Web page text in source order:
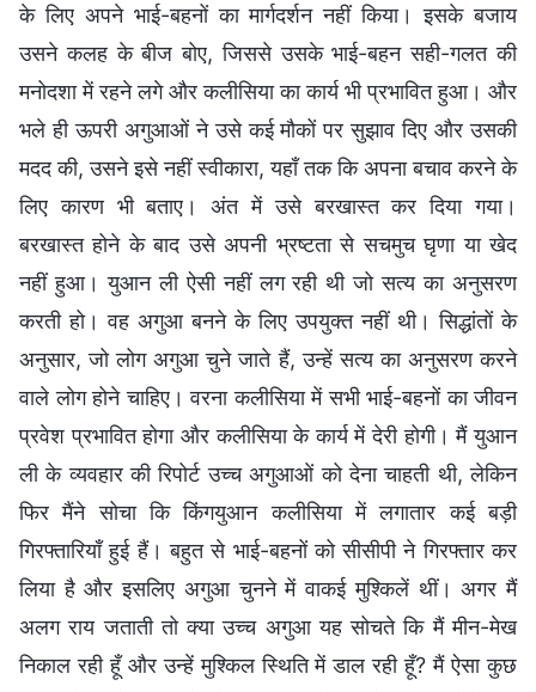
के लिए अपने भाई-बहनों का मार्गदर्शन नहीं किया। इसके बजाय
उसने कलह के बीज बोए, जिससे उसके भाई-बहन सही-गलत की
मनोदशा में रहने लगे और कलीसिया का कार्य भी प्रभावित हुआ। और
भले ही ऊपरी अगुआओं ने उसे कई मौकों पर सुझाव दिए और उसकी
मदद की, उसने इसे नहीं स्वीकारा, यहाँ तक कि अपना बचाव करने के
लिए कारण भी बताए। अंत में उसे बरखास्त कर दिया गया।
बरखास्त होने के बाद उसे अपनी भ्रष्टता से सचमुच घृणा या खेद
नहीं हुआ। युआन ली ऐसी नहीं लग रही थी जो सत्य का अनुसरण
करती हो। वह अगुआ बनने के लिए उपयुक्त नहीं थी। सिद्धांतों के
अनुसार, जो लोग अगुआ चुने जाते हैं, उन्हें सत्य का अनुसरण करने
वाले लोग होने चाहिए। वरना कलीसिया में सभी भाई-बहनों का जीवन
प्रवेश प्रभावित होगा और कलीसिया के कार्य में देरी होगी। मैं युआन
ली के व्यवहार की रिपोर्ट उच्च अगुआओं को देना चाहती थी, लेकिन
फिर मैंने सोचा कि किंगयुआन कलीसिया में लगातार कई बड़ी
गिरफ्तारियाँ हुई हैं। बहुत से भाई-बहनों को सीसीपी ने गिरफ्तार कर
लिया है और इसलिए अगुआ चुनने में वाकई मुश्किलें थीं। अगर मैं
अलग राय जताती तो क्या उच्च अगुआ यह सोचते कि मैं मीन-मेख
निकाल रही हूँ और उन्हें मुश्किल स्थिति में डाल रही हूँ? मैं ऐसा कुछ